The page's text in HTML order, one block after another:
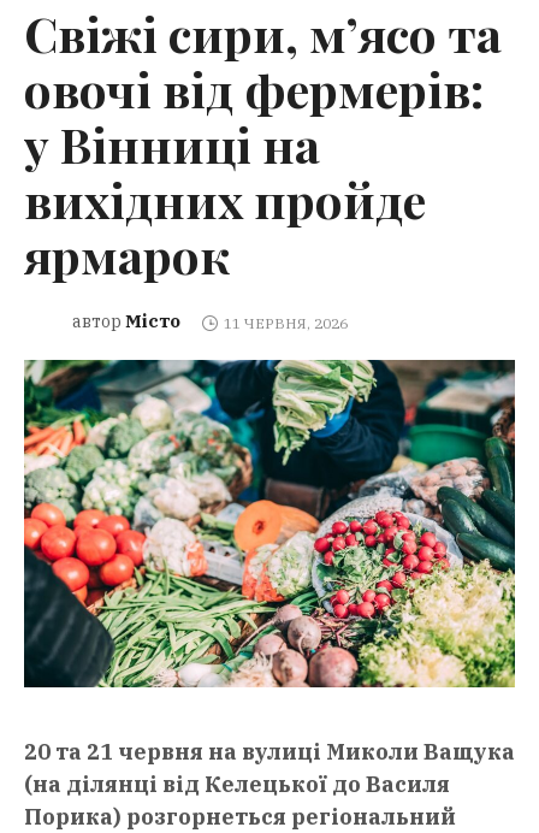
Свіжі сири, м’ясо та
овочі від фермерів:
у Вінниці на
вихідних пройде
ярмарок
автор Місто 11 ЧЕРВНЯ, 2026
20 та 21 червня на вулиці Миколи Ващука
(на ділянці від Келецької до Василя
Порика) розгорнеться регіональний